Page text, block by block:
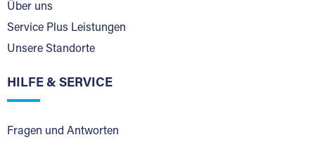
Über uns
Service Plus Leistungen
Unsere Standorte
HILFE & SERVICE
Fragen und Antworten